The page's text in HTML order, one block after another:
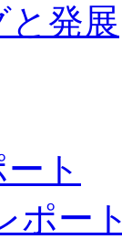
と発展
ト
ポー